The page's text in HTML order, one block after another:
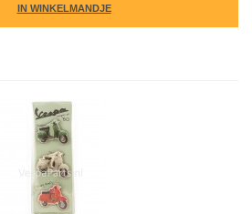
IN WINKELMANDJE